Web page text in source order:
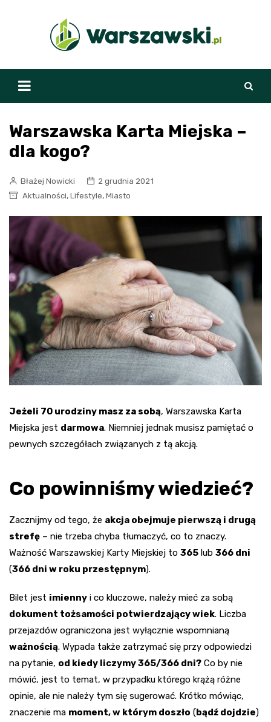
Warszawska Karta Miejska –
dla kogo?
Błażej Nowicki
2 grudnia 2021
Aktualności, Lifestyle, Miasto
Jeżeli 70 urodziny masz za sobą, Warszawska Karta
Miejska jest darmowa. Niemniej jednak musisz pamiętać o
pewnych szczegółach związanych z tą akcją.
Co powinniśmy wiedzieć?
Zacznijmy od tego, że akcja obejmuje pierwszą i drugą
strefę – nie trzeba chyba tłumaczyć, co to znaczy.
Ważność Warszawskiej Karty Miejskiej to 365 lub 366 dni
(366 dni w roku przestępnym).
Bilet jest imienny i co kluczowe, należy mieć za sobą
dokument tożsamości potwierdzający wiek. Liczba
przejazdów ograniczona jest wyłącznie wspomnianą
ważnością. Wypada także zatrzymać się przy odpowiedzi
na pytanie, od kiedy liczymy 365/366 dni? Co by nie
mówić, jest to temat, w przypadku którego krążą różne
opinie, ale nie należy tym się sugerować. Krótko mówiąc,
znaczenie ma moment, w którym doszło (bądź dojdzie)